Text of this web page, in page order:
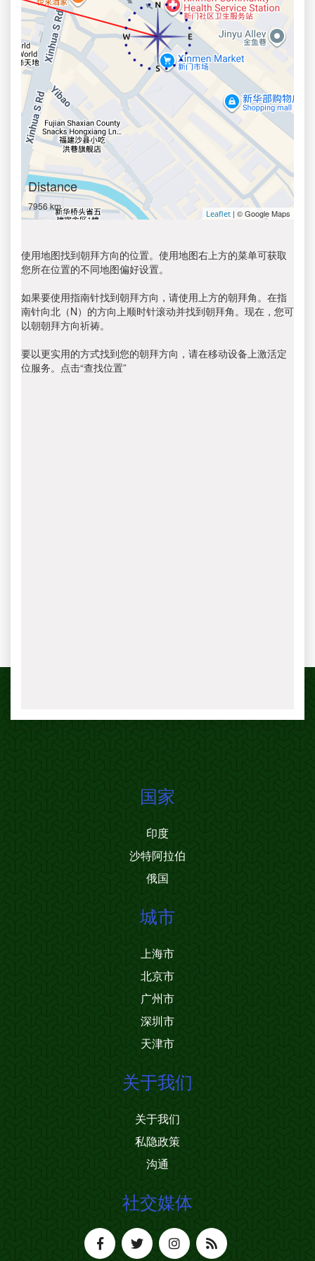
Distance
7956 km
Leaflet | © Google Maps
使用地图找到朝拜方向的位置。使用地图右上方的菜单可获取
您所在位置的不同地图偏好设置。
如果要使用指南针找到朝拜方向，请使用上方的朝拜角。在指
南针向北（N）的方向上顺时针滚动并找到朝拜角。现在，您可
以朝朝拜方向祈祷。
要以更实用的方式找到您的朝拜方向，请在移动设备上激活定
位服务。点击“查找位置”
国家
印度
沙特阿拉伯
俄国
城市
上海市
北京市
广州市
深圳市
天津市
关于我们
关于我们
私隐政策
沟通
社交媒体